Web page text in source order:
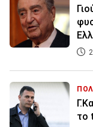
το